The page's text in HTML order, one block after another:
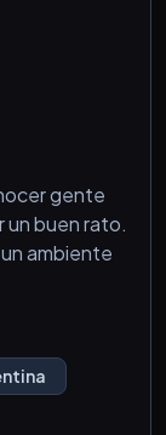
gente
un buen rato.
ambiente